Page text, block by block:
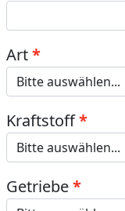
Art
Kraftstoff
Getriebe